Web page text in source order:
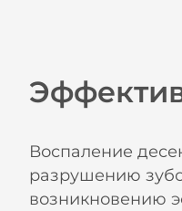
Воспаление
разрушению
возникновению